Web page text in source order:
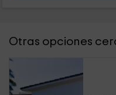
Otras opciones